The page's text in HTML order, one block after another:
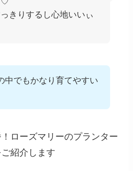
きりするし心地いいぃ
中でもかなり育てやすい
ローズマリーのプランター
ご紹介します